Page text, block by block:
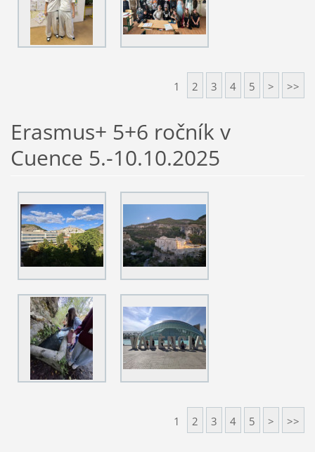
1 2 3 4 5 > >>
Erasmus+ 5+6 ročník v
Cuence 5.-10.10.2025
1 2 3 4 5 > >>